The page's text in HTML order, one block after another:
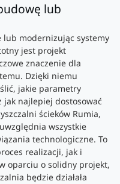
lub
lub modernizując systemy
jest projekt
znaczenie dla
Dzięki niemu
jakie parametry
najlepiej dostosować
ścieków Rumia,
wszystkie
technologiczne. To
realizacji, jak i
oparciu o solidny projekt,
będzie działała